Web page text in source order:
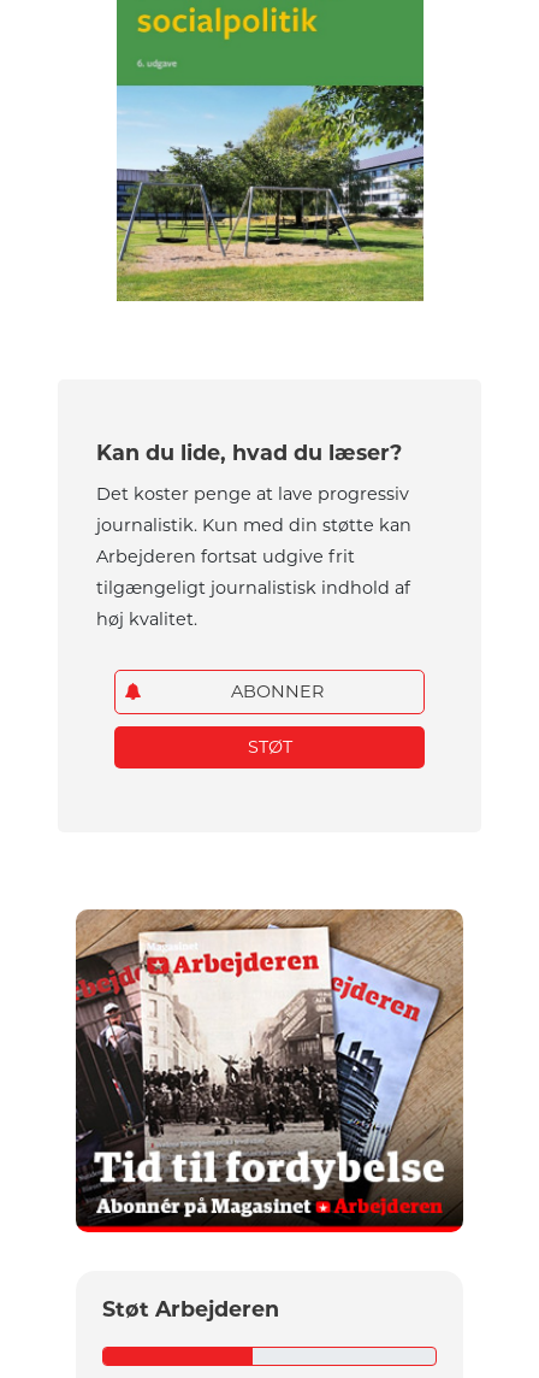
Kan du lide, hvad du læser?
Det koster penge at lave progressiv
journalistik. Kun med din støtte kan
Arbejderen fortsat udgive frit
tilgængeligt journalistisk indhold af
høj kvalitet.
ABONNER
STØT
Støt Arbejderen